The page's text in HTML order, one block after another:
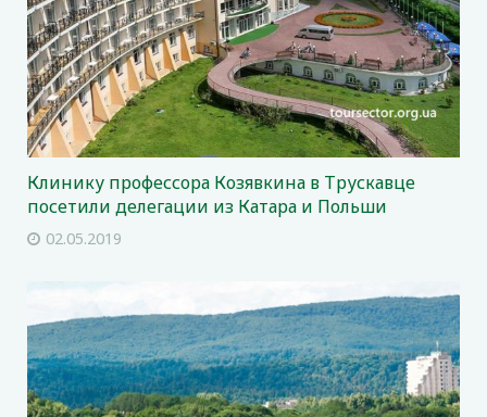
Клинику профессора Козявкина в Трускавце
посетили делегации из Катара и Польши
02.05.2019